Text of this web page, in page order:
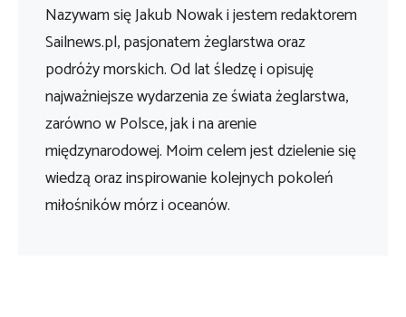
Nazywam się Jakub Nowak i jestem redaktorem
Sailnews.pl, pasjonatem żeglarstwa oraz
podróży morskich. Od lat śledzę i opisuję
najważniejsze wydarzenia ze świata żeglarstwa,
zarówno w Polsce, jak i na arenie
międzynarodowej. Moim celem jest dzielenie się
wiedzą oraz inspirowanie kolejnych pokoleń
miłośników mórz i oceanów.